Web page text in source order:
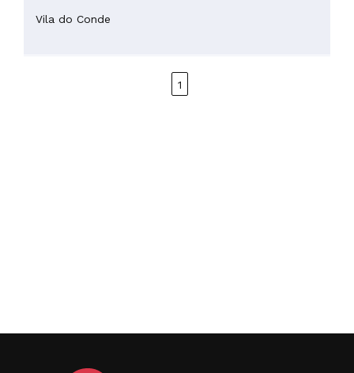
Vila do Conde
1